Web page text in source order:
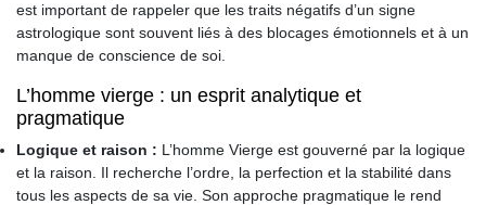
est important de rappeler que les traits négatifs d’un signe
astrologique sont souvent liés à des blocages émotionnels et à un
manque de conscience de soi.
L’homme vierge : un esprit analytique et
pragmatique
Logique et raison : L’homme Vierge est gouverné par la logique
et la raison. Il recherche l’ordre, la perfection et la stabilité dans
tous les aspects de sa vie. Son approche pragmatique le rend